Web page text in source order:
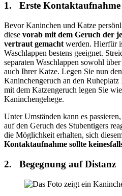
1. Erste Kontaktaufnahme
Bevor Kaninchen und Katze
diese vorab mit dem Geruch der
vertraut gemacht werden. Hierfür
Waschlappen bestens geeignet.
separaten Waschlappen sowohl
auch Ihrer Katze. Legen Sie nun
Kaninchengeruch an den
mit dem Katzengeruch legen Sie
Kaninchengehege.
Unter Umständen kann es
auf den Geruch des Stubentigers
die Möglichkeit erhalten, sich
Kontaktaufnahme sollte
2. Begegnung auf Distanz